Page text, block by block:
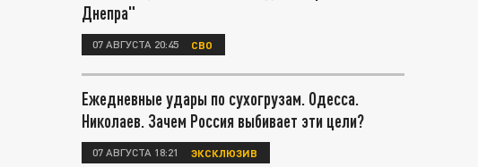
Днепра"
07 АВГУСТА 20:45 СВО
Ежедневные удары по сухогрузам. Одесса.
Николаев. Зачем Россия выбивает эти цели?
07 АВГУСТА 18:21 ЭКСКЛЮЗИВ